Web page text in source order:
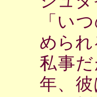
「い
められ
私事
年、